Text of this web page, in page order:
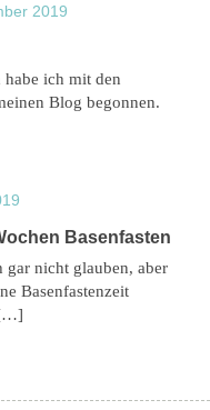
2019
habe ich mit den
Blog begonnen.
Basenfasten
gar nicht glauben, aber
Basenfastenzeit
[…]